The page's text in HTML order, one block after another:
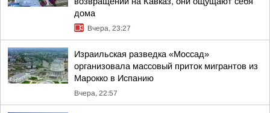
дома
Вчера, 23:27
Израильская разведка «Моссад»
организовала массовый приток мигрантов из
Марокко в Испанию
Вчера, 22:57